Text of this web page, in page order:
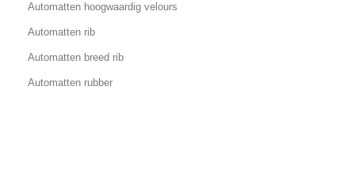
Automatten hoogwaardig velours
Automatten rib
Automatten breed rib
Automatten rubber